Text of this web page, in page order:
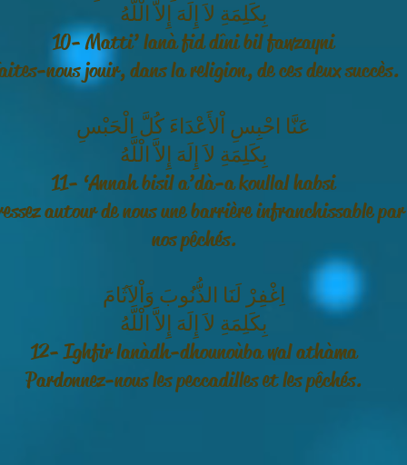
بِكَلِمَةِ لاَ إِلَهَ إِلاَّ الْلَّهُ
10- Matti’ lanà fid dîni bil fawzayni
nous jouir, dans la religion, de ces deux succès.
عَنَّا احْبِسِ اْلأَعْدَاءَ كُلَّ الْحَبْسِ
بِكَلِمَةِ لاَ إِلَهَ إِلاَّ الْلَّهُ
11- ‘Annah bisil a’dà-a koullal habsi
autour de nous une barrière infranchissable par
nos pêchés.
اِغْفِرْ لَنَا الذُّنُوبَ وَاْلآثَامَ
بِكَلِمَةِ لاَ إِلَهَ إِلاَّ الْلَّهُ
12- Ighfir lanàdh-dhounoùba wal athàma
Pardonnez-nous les peccadilles et les pêchés.